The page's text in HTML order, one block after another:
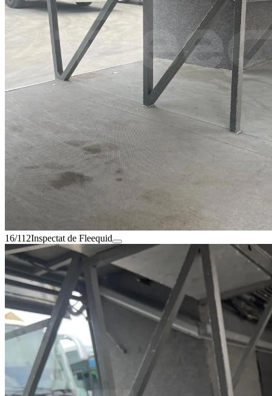
16/112Inspectat de Fleequid